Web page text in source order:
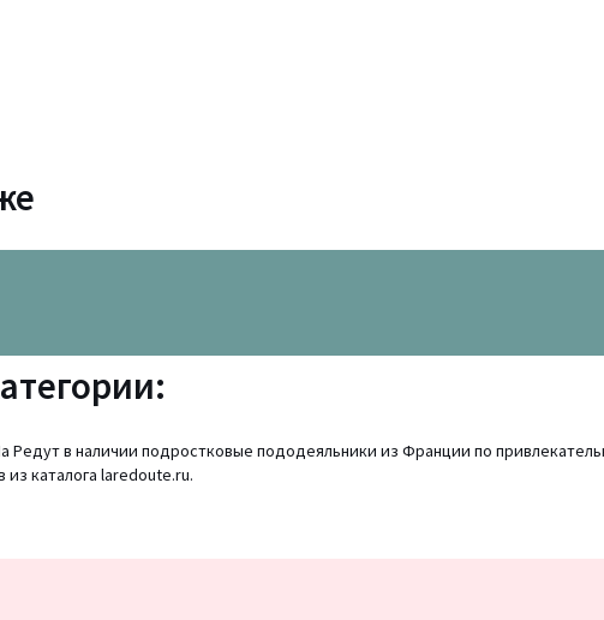
Редут в наличии подростковые пододеяльники из Франции по
каталога laredoute.ru.